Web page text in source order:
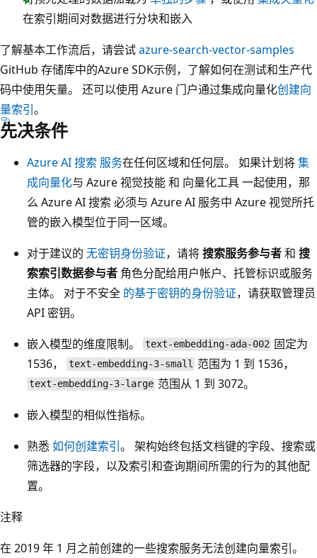
在索引期间对数据进行分块和嵌入
了解基本工作流后，请尝试azure-search-vector-samples
GitHub 存储库中的Azure SDK示例，了解如何在测试和生产代
码中使用矢量。 还可以使用 Azure 门户通过集成向量化创建向
量索引。
先决条件
Azure AI 搜索 服务在任何区域和任何层。 如果计划将集
成向量化与 Azure 视觉技能 和 向量化工具 一起使用，那
么 Azure AI 搜索 必须与 Azure AI 服务中 Azure 视觉所托
管的嵌入模型位于同一区域。
对于建议的 无密钥身份验证，请将搜索服务参与者和 搜
索索引数据参与者 角色分配给用户帐户、托管标识或服务
主体。 对于不安全 的基于密钥的身份验证，请获取管理员
API 密钥。
嵌入模型的维度限制。
text-embedding-ada-002 固定为
1536，
text-embedding-3-small 范围为 1 到 1536，
text-embedding-3-large 范围从 1 到 3072。
嵌入模型的相似性指标。
熟悉如何创建索引。 架构始终包括文档键的字段、搜索或
筛选器的字段，以及索引和查询期间所需的行为的其他配
置。
注释
在 2019 年 1 月之前创建的一些搜索服务无法创建向量索引。